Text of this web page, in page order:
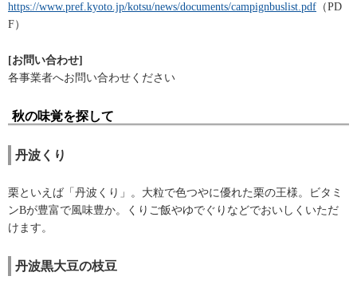
https://www.pref.kyoto.jp/kotsu/news/documents/campignbuslist.pdf （PD
F）
[お問い合わせ]
各事業者へお問い合わせください
秋の味覚を探して
丹波くり
栗といえば「丹波くり」。大粒で色つやに優れた栗の王様。ビタミ
ンBが豊富で風味豊か。くりご飯やゆでぐりなどでおいしくいただ
けます。
丹波黒大豆の枝豆